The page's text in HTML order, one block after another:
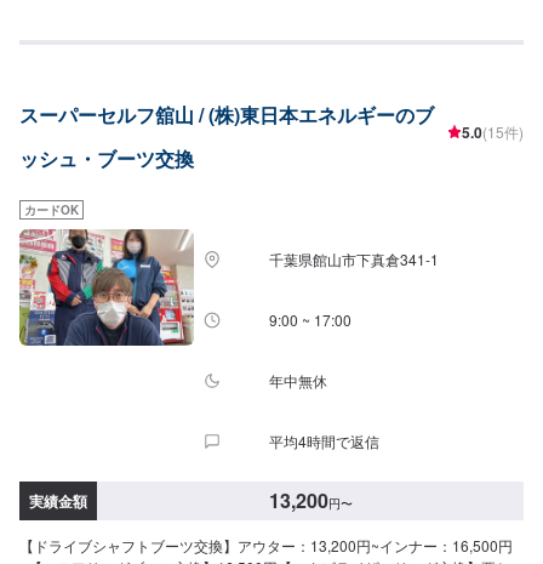
スーパーセルフ舘山 / (株)東日本エネルギーのブ
ッシュ・ブーツ交換
5.0(15件)
カードOK
千葉県館山市下真倉341-1
9:00 ~ 17:00
年中無休
平均4時間で返信
実績金額 13,200円〜
【ドライブシャフトブーツ交換】アウター：13,200円~インナー：16,500円